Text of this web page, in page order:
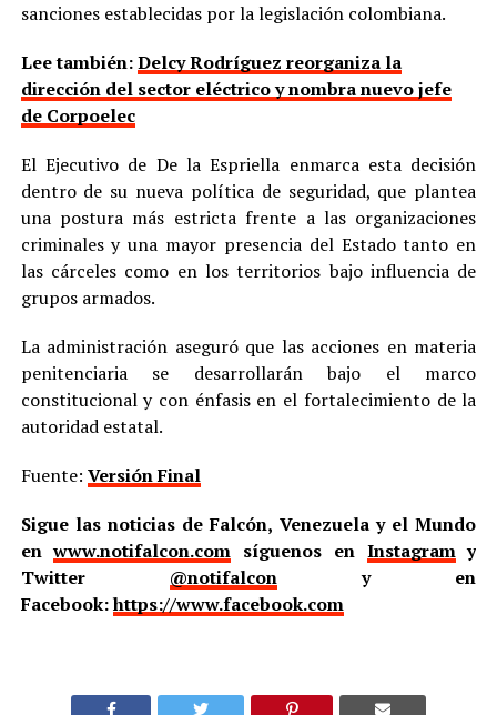
sanciones establecidas por la legislación colombiana.
Lee también:Delcy Rodríguez reorganiza la
dirección del sector eléctrico y nombra nuevo jefe
de Corpoelec
El Ejecutivo de De la Espriella enmarca esta decisión
dentro de su nueva política de seguridad, que plantea
una postura más estricta frente a las organizaciones
criminales y una mayor presencia del Estado tanto en
las cárceles como en los territorios bajo influencia de
grupos armados.
La administración aseguró que las acciones en materia
penitenciaria se desarrollarán bajo el marco
constitucional y con énfasis en el fortalecimiento de la
autoridad estatal.
Fuente: Versión Final
Sigue las noticias de Falcón, Venezuela y el Mundo
enwww.notifalcon.com síguenos en Instagramy
Twitter @notifalcony en
Facebook:https://www.facebook.com